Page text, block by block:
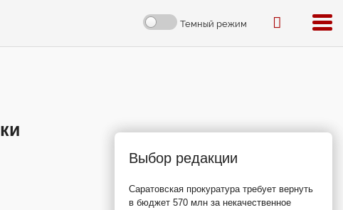
Темный режим
Выбор редакции
Саратовская прокуратура требует вернуть
в бюджет 570 млн за некачественное